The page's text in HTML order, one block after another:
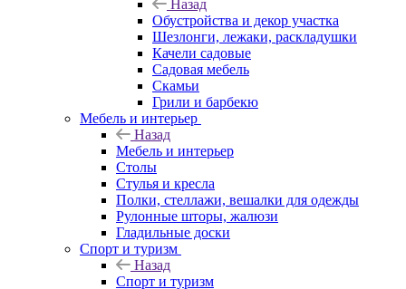
Назад
Обустройства и декор участка
Шезлонги, лежаки, раскладушки
Качели садовые
Садовая мебель
Скамьи
Грили и барбекю
Мебель и интерьер
Назад
Мебель и интерьер
Столы
Стулья и кресла
Полки, стеллажи, вешалки для одежды
Рулонные шторы, жалюзи
Гладильные доски
Спорт и туризм
Назад
Спорт и туризм